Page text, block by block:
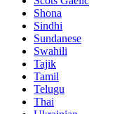
Shona
Sindhi
Sundanese
Swahili
Tajik
Tamil
Telugu
Thai